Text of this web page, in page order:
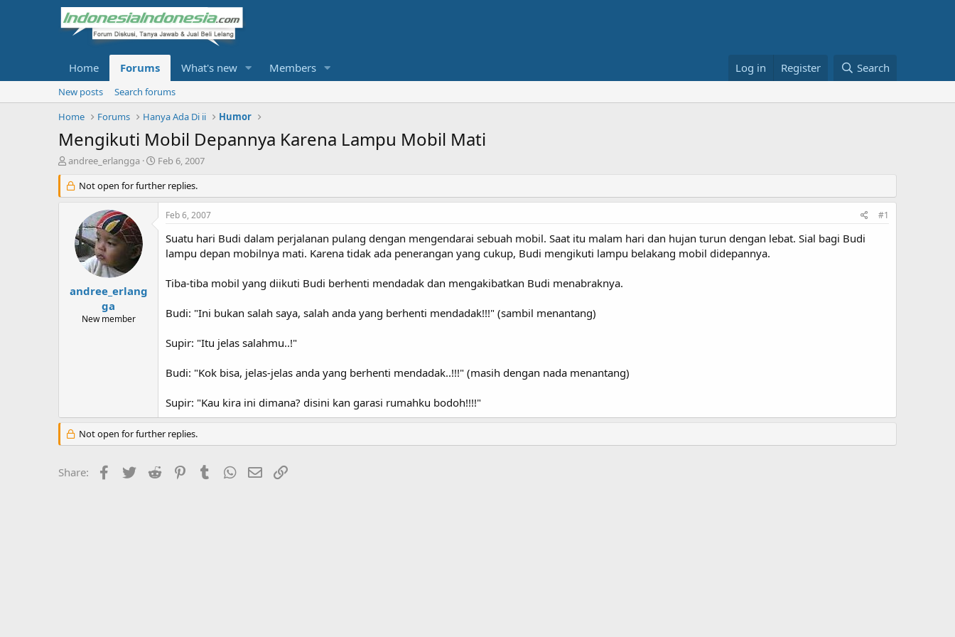
Home Forums What's new Members Log in Register Search
New posts
Search forums
Home
Forums Hanya Ada Di ii Humor
Mengikuti Mobil Depannya Karena Lampu Mobil Mati
T
r
e
t
andree_erlangga
S
a
r
Feb 6, 2007
Not open for further replies.
andree_erlang
ga
New member
Feb 6, 2007 #1
Suatu hari Budi dalam perjalanan pulang dengan mengendarai sebuah mobil. Saat itu malam hari dan hujan turun dengan lebat. Sial bagi Budi
lampu depan mobilnya mati. Karena tidak ada penerangan yang cukup, Budi mengikuti lampu belakang mobil didepannya.
Tiba-tiba mobil yang diikuti Budi berhenti mendadak dan mengakibatkan Budi menabraknya.
Budi: "Ini bukan salah saya, salah anda yang berhenti mendadak!!!" (sambil menantang)
Supir: "Itu jelas salahmu..!"
Budi: "Kok bisa, jelas-jelas anda yang berhenti mendadak..!!!" (masih dengan nada menantang)
Supir: "Kau kira ini dimana? disini kan garasi rumahku bodoh!!!!"
Not open for further replies.
Share: Facebook
Twitter Reddit PinterestTumblrWhatsApp
Email